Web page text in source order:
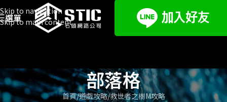
Skip to navigation
Skip to main content
選單
部落格
首頁 遊戲攻略 救世者之樹M攻略